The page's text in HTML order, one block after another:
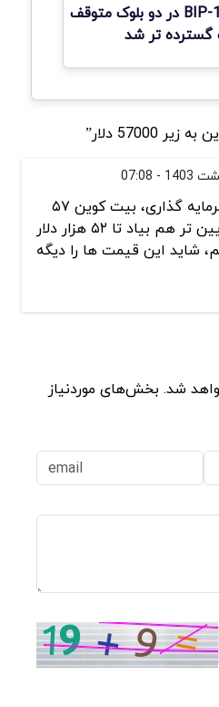
فورک بیت کوین BIP-110 در دو بلوک متوقف
تر شد
الان فرصت خوبیه برای سرمایه گذاری، بیت کوین ۵۷
هزار دلاری وامکان داره پایین تر هم بیاد تا ۵۲ هزار دلار
شاید این قیمت ها را دیگه
شد. بخش‌های موردنیاز